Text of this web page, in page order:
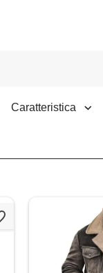
Caratteristica